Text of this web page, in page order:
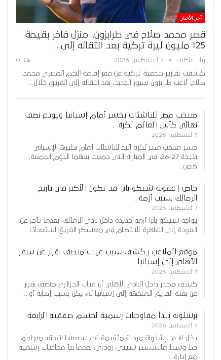
آخر الأخبار
قصر محمد صلاح في طرابزون.. منزل فاخر بقيمة
125 مليون ليرة تركية بعد انتقاله إلى…
زياد عاطف 7 أغسطس 2026
كشفت تقارير صحفية تركية عن مقر إقامة النجم المصري محمد
صلاح، لاعب طرابزون سبور الجديد، بعد انتقاله إلى الفريق خلال…
منتخب مصر للناشئات يخسر أمام إسبانيا ويودع نصف
نهائي كأس العالم لكرة…
7 أغسطس 2026
خسر منتخب مصر لكرة اليد للناشئات أمام نظيره الإسباني
بنتيجة 27-26، في المباراة التي جمعت بينهما اليوم الجمعة،
ضمن…
خاص | عقوبة شيكو بانزا قد تكون الأكبر في تاريخ
الزمالك بسبب أزمة…
7 أغسطس 2026
يواجه شيكو بانزا أزمة جديدة داخل نادي الزمالك، بعدما تأخر عن
العودة إلى القاهرة للانتظام في معسكر الفريق استعدادًا…
موقع الملاعب يكشف سبب غياب منصف بقرار عن سفر
الأهلي إلى إسبانيا
7 أغسطس 2026
كشف مصدر داخل النادي الأهلي أن غياب الجزائري منصف بقرار
عن بعثة الفريق المتجهة إلى إسبانيا لم يكن بسبب إصابة أو…
برشلونة يبدأ مفاوضات رسمية لحسم صفقته الرابعة
7 أغسطس 2026
دخل نادي برشلونة مرحلة متقدمة في سعيه للتعاقد مع نجم
خط وسط مانشستر سيتي، رودري، بعدما بدأ محادثات رسمية
مع إدارة…